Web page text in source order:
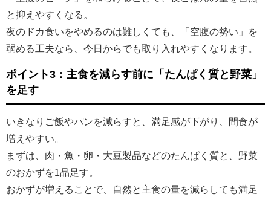
と抑えやすくなる。
夜のドカ食いをやめるのは難しくても、「空腹の勢い」を
弱める工夫なら、今日からでも取り入れやすくなります。
ポイント3：主食を減らす前に「たんぱく質と野菜」
を足す
いきなりご飯やパンを減らすと、満足感が下がり、間食が
増えやすい。
まずは、肉・魚・卵・大豆製品などのたんぱく質と、野菜
のおかずを1品足す。
おかずが増えることで、自然と主食の量を減らしても満足